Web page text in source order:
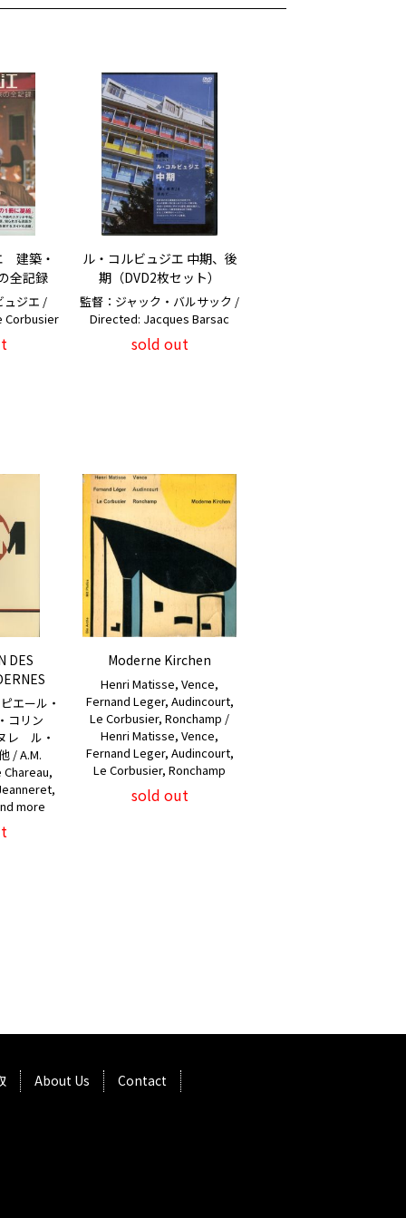
建築・
全記録
ュジエ /
Corbusier
ル・コルビュジエ 中期、後
期（DVD2枚セット）
監督：ジャック・バルサック /
Directed: Jacques Barsac
sold out
DES
エール・
コリン
レ ル・
/ A.M.
more
Moderne Kirchen
Henri Matisse, Vence,
Fernand Leger, Audincourt,
Le Corbusier, Ronchamp /
Henri Matisse, Vence,
Fernand Leger, Audincourt,
Le Corbusier, Ronchamp
sold out
About Us Contact